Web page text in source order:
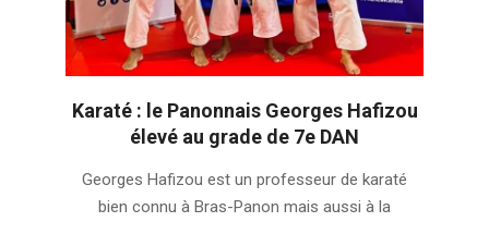
Karaté : le Panonnais Georges Hafizou
élevé au grade de 7e DAN
01-Georges Hafizou est un professeur de karaté
bien connu à Bras-Panon mais aussi à la